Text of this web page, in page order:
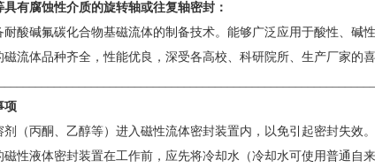
有腐蚀性介质的旋转轴或往复轴密封：
耐酸碱氟碳化合物基磁流体的制备技术。能够广泛应用于酸性、碱
磁流体品种齐全，性能优良，深受各高校、科研院所、生产厂家的
项
（丙酮、乙醇等）进入磁性流体密封装置内，以免引起密封失效。
性液体密封装置在工作前，应先将冷却水（冷却水可使用普通自